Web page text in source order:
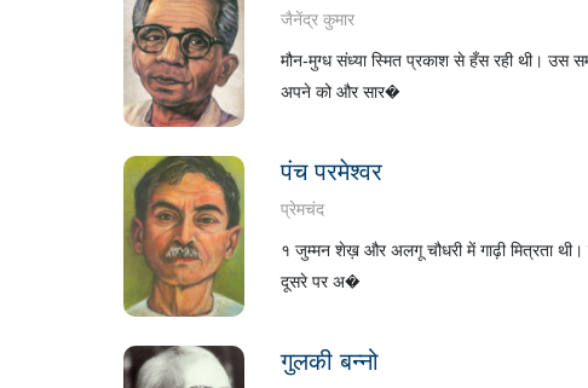
जैनेंद्र कुमार
मौन-मुग्ध संध्या स्मित प्रकाश से हँस रही थी। उस
अपने को और सार�
पंच परमेश्वर
प्रेमचंद
१ जुम्मन शेख़ और अलगू चौधरी में गाढ़ी मित्रता
दूसरे पर अ�
गुलकी बन्नो